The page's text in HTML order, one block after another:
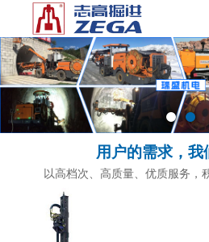
用户的需求，我
以高档次、高质量、优质服务